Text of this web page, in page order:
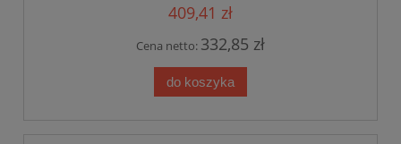
409,41 zł
Cena netto: 332,85 zł
do koszyka